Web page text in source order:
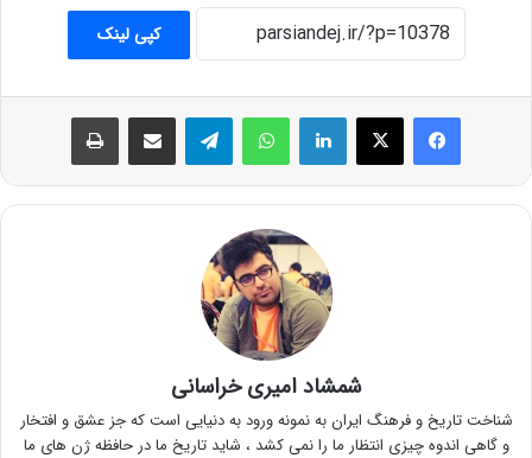
کپی لینک
فیس بوک X لینکدین واتس آپ تلگرام اشتراک گذاری از طریق ایمیل چاپ
شمشاد امیری خراسانی
شناخت تاریخ و فرهنگ ایران به نمونه ورود به دنیایی است که جز عشق و افتخار
و گاهی اندوه چیزی انتظار ما را نمی کشد ، شاید تاریخ ما در حافظه ژن های ما